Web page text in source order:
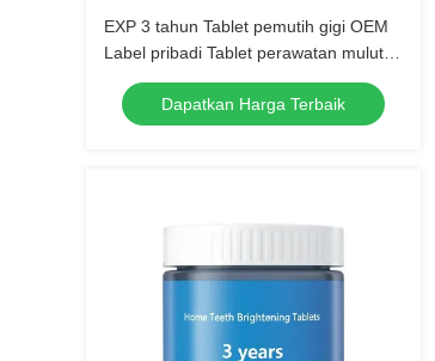
EXP 3 tahun Tablet pemutih gigi OEM
Label pribadi Tablet perawatan mulut
yang dapat diterima yang
dikembangkan untuk klinik gigi dan
spesialis kecantikan
Dapatkan Harga Terbaik